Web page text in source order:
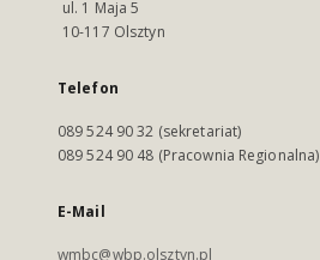
ul. 1 Maja 5
10-117 Olsztyn
Telefon
089 524 90 32 (sekretariat)
089 524 90 48 (Pracownia Regionalna)
E-Mail
wmbc@wbp.olsztyn.pl